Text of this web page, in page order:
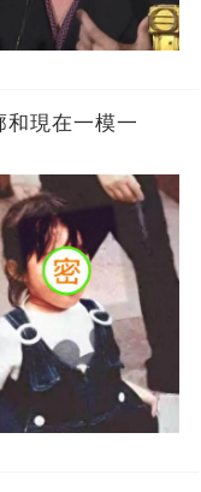
和現在一模一